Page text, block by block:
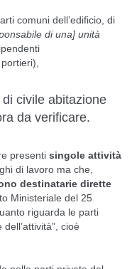
comuni dell’edificio, di
di una] unità
di civile abitazione
da verificare.
presenti singole attività
di lavoro ma che,
destinatarie dirette
Ministeriale del 25
riguarda le parti
cioè